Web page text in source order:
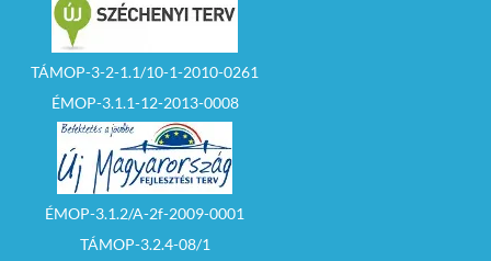
TÁMOP-3-2-1.1/10-1-2010-0261
ÉMOP-3.1.1-12-2013-0008
ÉMOP-3.1.2/A-2f-2009-0001
TÁMOP-3.2.4-08/1